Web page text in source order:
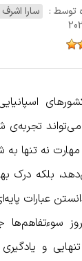
توسط : سارا اشرف
تجربه‌ی
مهارت نه تنها به
بلکه درک
عبارات
سوءتفاهم‌ها
و یادگیری